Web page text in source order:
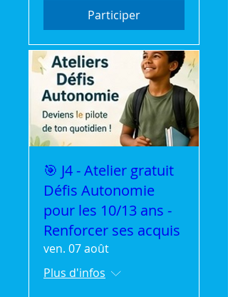
Participer
🎯 J4 - Atelier gratuit
Défis Autonomie
pour les 10/13 ans -
Renforcer ses acquis
ven. 07 août
Plus d'infos